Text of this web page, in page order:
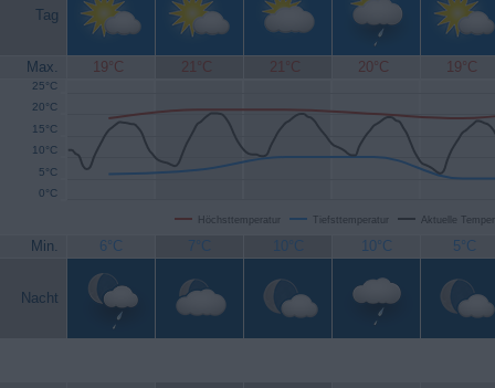
Tag
Max. 19°C 21°C 21°C 20°C 19°C
Höchsttemperatur Tiefsttemperatur Aktuelle
0°C
5°C
10°C
15°C
20°C
25°C
Min. 6°C 7°C 10°C 10°C 5°C
Nacht